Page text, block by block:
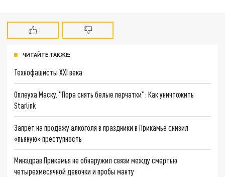
ЧИТАЙТЕ ТАКЖЕ:
Технофашисты XXI века
Оплеуха Маску. "Пора снять белые перчатки": Как уничтожить
Starlink
Запрет на продажу алкоголя в праздники в Прикамье снизил
«пьяную» преступность
Минздрав Прикамья не обнаружил связи между смертью
четырехмесячной девочки и пробы манту